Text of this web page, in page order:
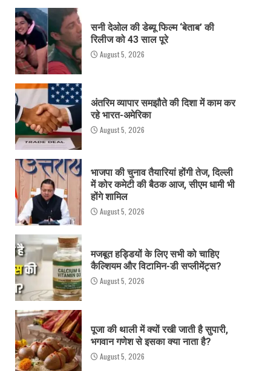
सनी देओल की डेब्यू फिल्म ‘बेताब’ की
रिलीज को 43 साल पूरे
August 5, 2026
अंतरिम व्यापार समझौते की दिशा में काम कर
रहे भारत-अमेरिका
August 5, 2026
भाजपा की चुनाव तैयारियां होंगी तेज, दिल्ली
में कोर कमेटी की बैठक आज, सीएम धामी भी
होंगे शामिल
August 5, 2026
मजबूत हड्डियों के लिए सभी को चाहिए
कैल्शियम और विटामिन-डी सप्लीमेंट्स?
August 5, 2026
पूजा की थाली में क्यों रखी जाती है सुपारी,
भगवान गणेश से इसका क्या नाता है?
August 5, 2026